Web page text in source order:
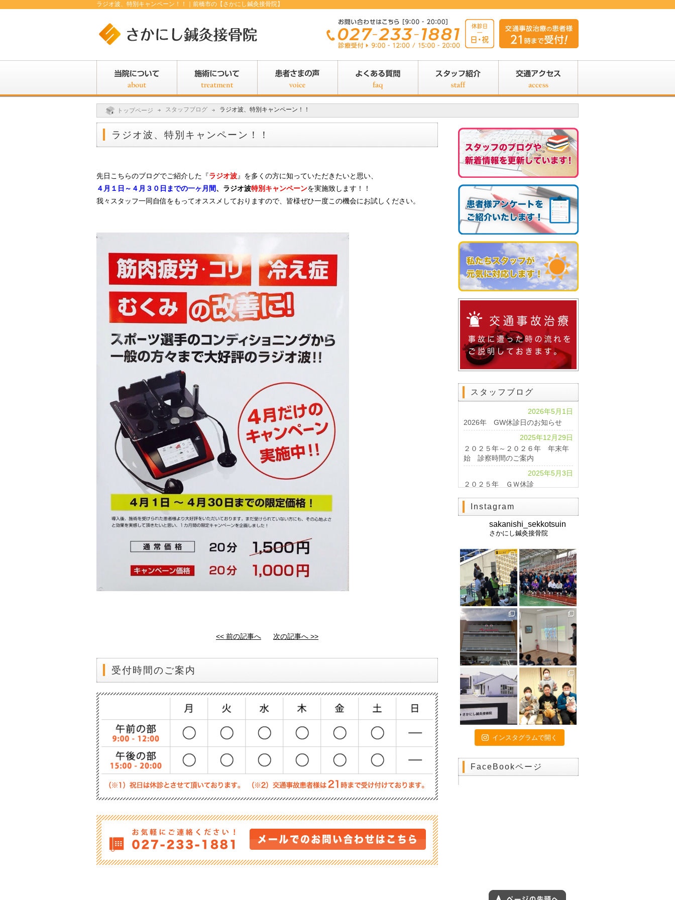
ラジオ波、特別キャンペーン！！｜前橋市の【さかにし鍼灸接骨院】
トップページ スタッフブログ ラジオ波、特別キャンペーン！！
ラジオ波、特別キャンペーン！！
先日こちらのブログでご紹介した『ラジオ波』を多くの方に知っていただきたいと思い、
４月１日～４月３０日までの一ヶ月間、 ラジオ波特別キャンペーンを実施致します！！
我々スタッフ一同自信をもってオススメしておりますので、皆様ぜひ一度この機会にお試しください。
<< 前の記事へ 次の記事へ >>
受付時間のご案内
スタッフブログ
2026年5月1日
2026年 GW休診日のお知らせ
2025年12月29日
２０２５年～２０２６年 年末年
始 診察時間のご案内
2025年5月3日
２０２５年 ＧＷ休診
2024年4月24日
2024 GWのお知らせ
2023年11月1日
休診のお知らせ
2023年10月25日
北海道インターハイ２０２３ 棒
高跳び 男女優勝
2023年2月28日
交通事故治療は《さかにし鍼灸接
骨院》へ
2021年8月21日
お盆休みのお知らせ
2021年8月10日
インターハイ2021
2021年7月23日
東京オリンピック２０２０
2021年7月17日
初戦突破！！！
2021年7月9日
特別診療のお知らせ
関東高校陸上大会のトレーナー帯
同に行ってきました❕
Instagram
sakanishi_sekkotsuin
さかにし鍼灸接骨院
インスタグラムで開く
FaceBookページ